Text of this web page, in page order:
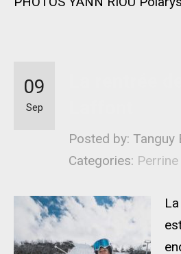
Posted by: Tanguy
Categories:
09
Sep